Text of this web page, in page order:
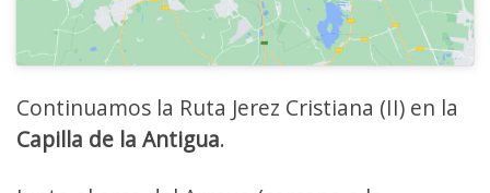
Continuamos la Ruta Jerez Cristiana (II) en la
Capilla de la Antigua.